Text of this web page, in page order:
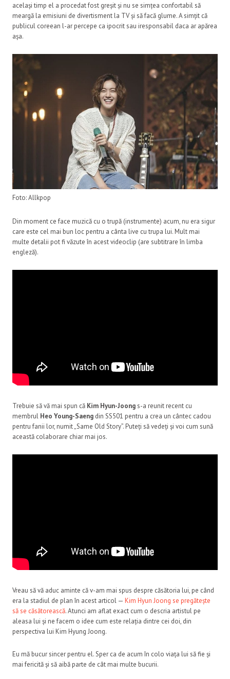
același timp el a procedat fost greșit și nu se simțea confortabil să
meargă la emisiuni de divertisment la TV și să facă glume. A simțit că
publicul coreean l-ar percepe ca ipocrit sau iresponsabil daca ar apărea
așa.
Foto: Allkpop
Din moment ce face muzică cu o trupă (instrumente) acum, nu era sigur
care este cel mai bun loc pentru a cânta live cu trupa lui. Mult mai
multe detalii pot fi văzute în acest videoclip (are subtitrare în limba
engleză).
Trebuie să vă mai spun că Kim Hyun-Joongs-a reunit recent cu
membrul Heo Young-Saeng din SS501 pentru a crea un cântec cadou
pentru fanii lor, numit „Same Old Story”. Puteți să vedeți și voi cum sună
această colaborare chiar mai jos.
Vreau să vă aduc aminte că v-am mai spus despre căsătoria lui, pe când
era la stadiul de plan în acest articol — Kim Hyun Joong se pregătește
să se căsătorească. Atunci am aflat exact cum o descria artistul pe
aleasa lui și ne facem o idee cum este relația dintre cei doi, din
perspectiva lui Kim Hyung Joong.
Eu mă bucur sincer pentru el. Sper ca de acum în colo viața lui să fie și
mai fericită și să aibă parte de cât mai multe bucurii.